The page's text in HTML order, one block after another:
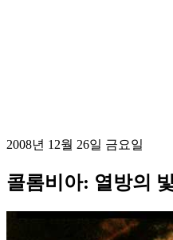
2008년 12월 26일 금요일
콜롬비아: 열방의